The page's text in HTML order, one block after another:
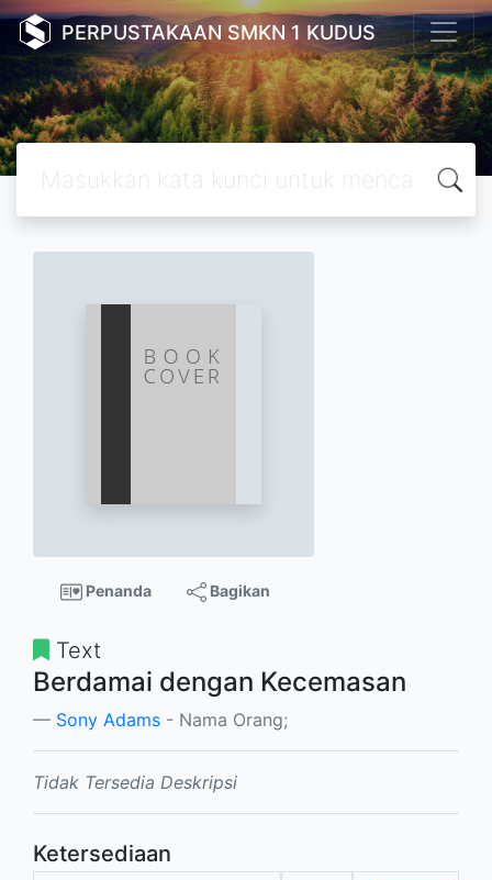
PERPUSTAKAAN SMKN 1 KUDUS
Penanda Bagikan
Text
Berdamai dengan Kecemasan
Sony Adams - Nama Orang;
Tidak Tersedia Deskripsi
Ketersediaan